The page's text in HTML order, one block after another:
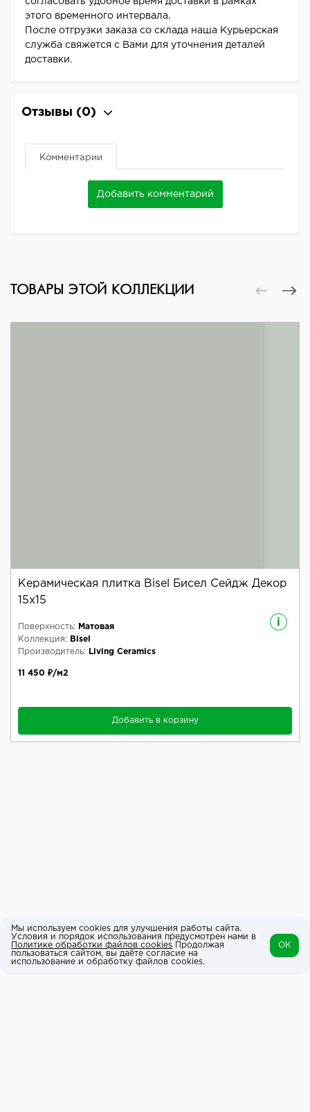
этого временного интервала.
После отгрузки заказа со склада наша Курьерская
служба свяжется с Вами для уточнения деталей
доставки.
Отзывы (0)
Комментарии
Добавить комментарий
ТОВАРЫ ЭТОЙ КОЛЛЕКЦИИ
Керамическая плитка Bisel Бисел Сейдж Декор
15x15
i
Поверхность:
Матовая
Коллекция:
Bisel
Производитель:
Living Ceramics
11 450 ₽/м2
Добавить в корзину
Мы используем cookies для улучшения работы сайта.
Условия и порядок использования предусмотрен нами в
Политике обработки файлов cookies Продолжая
пользоваться сайтом, вы даёте согласие на
использование и обработку файлов cookies.
OK